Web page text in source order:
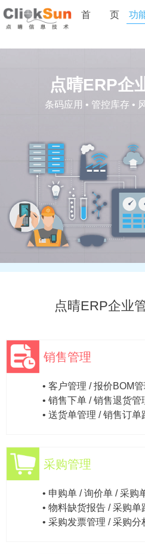
首 页 功
点晴ERP企
条码应用 • 管控库存 •
点晴ERP企业
销售管理
• 客户管理 / 报价BOM
• 销售下单 / 销售退货管
• 送货单管理 / 销售订单
采购管理
• 申购单 / 询价单 / 采购
• 物料缺货报告 / 采购单
• 采购发票管理 / 采购分